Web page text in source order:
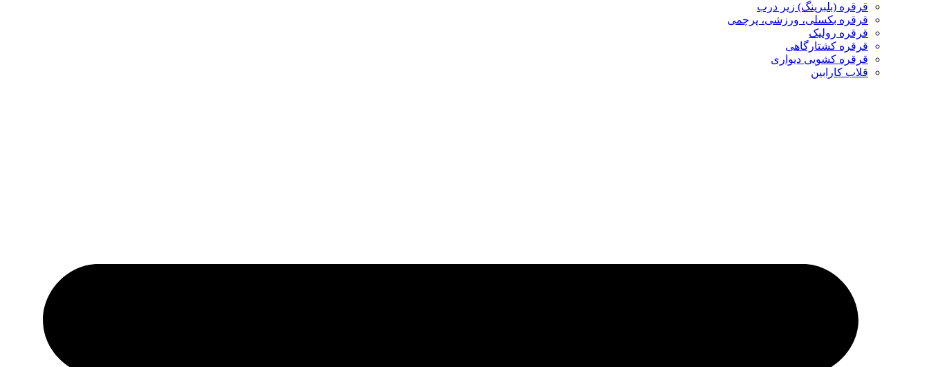
قرقره (بلبرینگ) زیر درب
قرقره بکسلی، ورزشی، پرچمی
قرقره رولیک
قرقره کشتارگاهی
قرقره کشویی دیواری
قلاب کارابین